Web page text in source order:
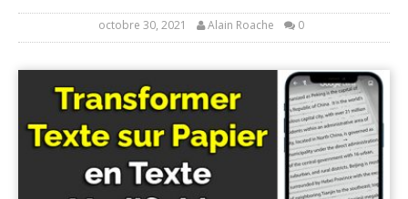
octobre 30, 2021 Alain Roache 0